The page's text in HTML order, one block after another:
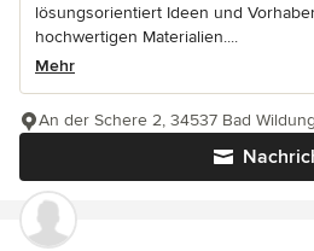
lösungsorientiert Ideen und
hochwertigen Materialien....
Mehr
An der Schere 2, 34537 Bad